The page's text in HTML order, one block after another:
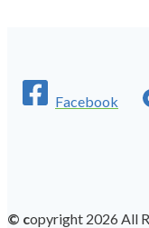
Facebook
© copyright 2026 All